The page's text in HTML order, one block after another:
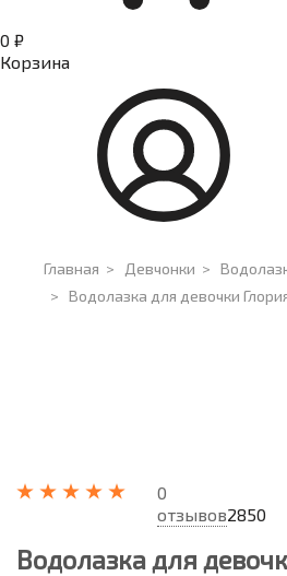
0 ₽
Корзина
Главная > Девчонки >
> Водолазка для девочки
0
отзывов2850
Водолазка для